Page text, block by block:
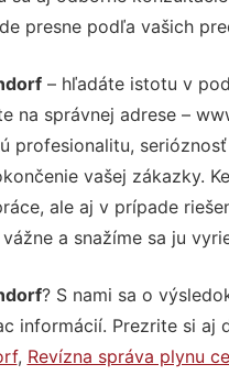
presne podľa vašich
– hľadáte istotu v
na správnej adrese –
profesionalitu,
vašej zákazky.
ale aj v prípade
a snažíme sa ju
? S nami sa o
informácií. Prezrite si aj
, Revízna správa plynu